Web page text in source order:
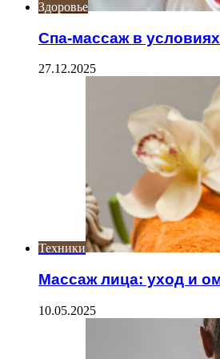
Здоровье
Спа-массаж в
27.12.2025
Техники
Массаж лица: уход и
10.05.2025